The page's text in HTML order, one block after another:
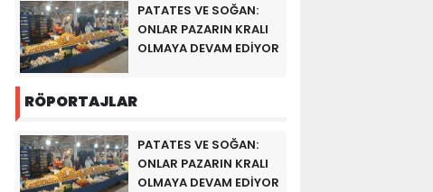
PATATES VE SOĞAN:
ONLAR PAZARIN KRALI
OLMAYA DEVAM EDİYOR
RÖPORTAJLAR
PATATES VE SOĞAN:
ONLAR PAZARIN KRALI
OLMAYA DEVAM EDİYOR